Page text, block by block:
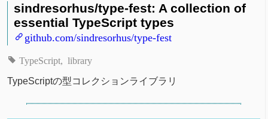
sindresorhus/type-fest: A collection of
essential TypeScript types
github.com/sindresorhus/type-fest
TypeScript library
TypeScriptの型コレクションライブラリ